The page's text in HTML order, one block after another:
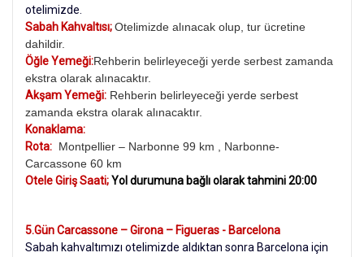
otelimizde.
Sabah Kahvaltısı;Otelimizde alınacak olup, tur ücretine
dahildir.
Öğle Yemeği:Rehberin belirleyeceği yerde serbest zamanda
ekstra olarak alınacaktır.
Akşam Yemeği: Rehberin belirleyeceği yerde serbest
zamanda ekstra olarak alınacaktır.
Konaklama:
Rota: Montpellier – Narbonne 99 km , Narbonne-
Carcassone 60 km
Otele Giriş Saati;Yol durumuna bağlı olarak tahmini 20:00
5.Gün Carcassone – Girona – Figueras - Barcelona
Sabah kahvaltımızı otelimizde aldıktan sonra Barcelona için